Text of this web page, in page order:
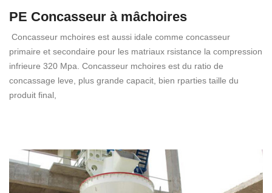
PE Concasseur à mâchoires
Concasseur mchoires est aussi idale comme concasseur
primaire et secondaire pour les matriaux rsistance la compression
infrieure 320 Mpa. Concasseur mchoires est du ratio de
concassage leve, plus grande capacit, bien rparties taille du
produit final,